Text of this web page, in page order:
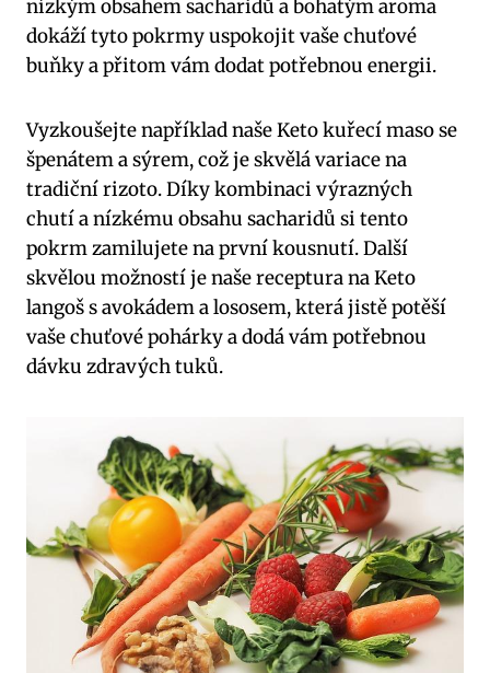
‍nízkým obsahem sacharidů a ⁣bohatým aroma
dokáží⁤ tyto pokrmy uspokojit ⁣vaše chuťové‌
buňky a přitom vám dodat potřebnou energii.
Vyzkoušejte například naše Keto⁤ kuřecí‌ maso se
špenátem a sýrem, což je skvělá variace ⁢na
tradiční‌ rizoto. Díky kombinaci výrazných
chutí a nízkému obsahu sacharidů si⁣ tento
pokrm‌ zamilujete na⁢ první kousnutí. Další
skvělou možností je naše‌ receptura na Keto
langoš s​ avokádem a lososem, která jistě potěší
vaše⁢ chuťové pohárky a dodá⁤ vám potřebnou
dávku zdravých tuků.